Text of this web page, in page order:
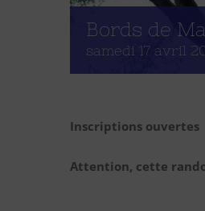
Bords de
samedi 17 avril
Inscriptions ouvertes
Attention, cette